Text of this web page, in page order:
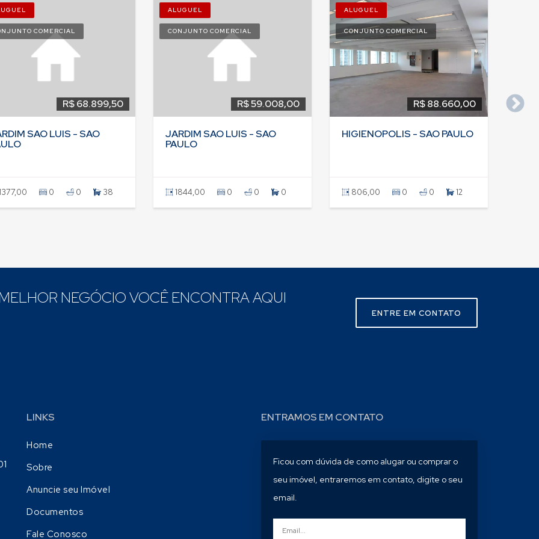
COMERCIAL
R$ 68.899,50
SAO LUIS - SAO
0 0 38
ALUGUEL
CONJUNTO COMERCIAL
R$ 59.008,00
JARDIM SAO LUIS - SAO
PAULO
1844,00 0 0 0
ALUGUEL
CONJUNTO COMERCIAL
R$ 88.660,00
HIGIENOPOLIS - SAO PAULO
806,00 0 0 12
NEGÓCIO VOCÊ ENCONTRA AQUI
ENTRE EM CONTATO
LINKS
Home
Sobre
Anuncie seu Imóvel
Documentos
Fale Conosco
ENTRAMOS EM CONTATO
Ficou com dúvida de como alugar ou comprar o
seu imóvel, entraremos em contato, digite o seu
email.